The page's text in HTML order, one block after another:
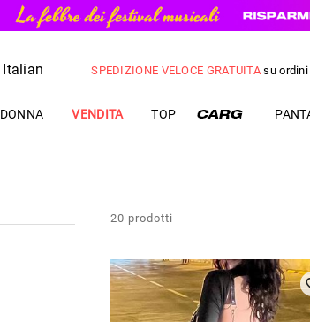
Italian SPEDIZIONE VELOCE GRATUITA su
DONNA VENDITA TOP
20 prodotti